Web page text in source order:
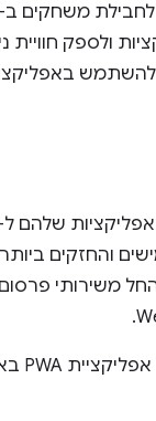
ולספק חוויית